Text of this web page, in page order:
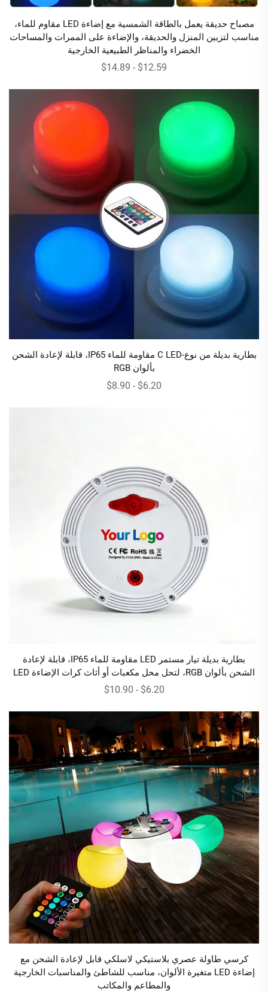
مصباح حديقة يعمل بالطاقة الشمسية مع إضاءة LED مقاوم للماء،
مناسب لتزيين المنزل والحديقة، والإضاءة على الممرات والمساحات
الخضراء والمناظر الطبيعية الخارجية
$12.59 - $14.89
بطارية بديلة من نوع-C LED مقاومة للماء IP65، قابلة لإعادة الشحن
بألوان RGB
$6.20 - $8.90
بطارية بديلة تيار مستمر LED مقاومة للماء IP65، قابلة لإعادة
الشحن بألوان RGB، لتحل محل مكعبات أو أثاث كرات الإضاءة LED
$6.20 - $10.90
كرسي طاولة عصري بلاستيكي لاسلكي قابل لإعادة الشحن مع
إضاءة LED متغيرة الألوان، مناسب للشاطئ والمناسبات الخارجية
والمطاعم والمكاتب